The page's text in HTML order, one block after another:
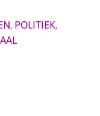
, POLITIEK,